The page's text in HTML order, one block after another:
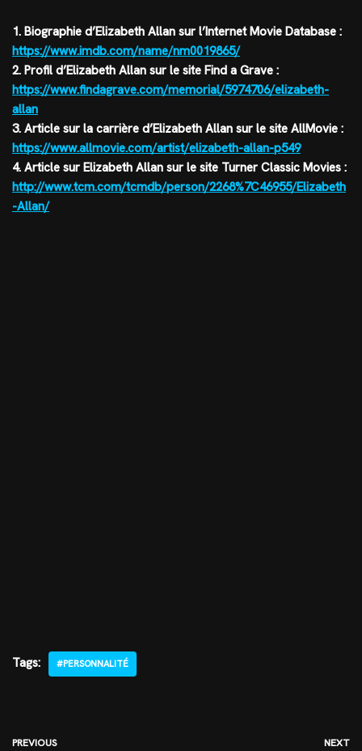
1. Biographie d’Elizabeth Allan sur l’Internet Movie Database :
https://www.imdb.com/name/nm0019865/
2. Profil d’Elizabeth Allan sur le site Find a Grave :
https://www.findagrave.com/memorial/5974706/elizabeth-
allan
3. Article sur la carrière d’Elizabeth Allan sur le site AllMovie :
https://www.allmovie.com/artist/elizabeth-allan-p549
4. Article sur Elizabeth Allan sur le site Turner Classic Movies :
http://www.tcm.com/tcmdb/person/2268%7C46955/Elizabeth
-Allan/
Tags: #PERSONNALITÉ
PREVIOUS NEXT